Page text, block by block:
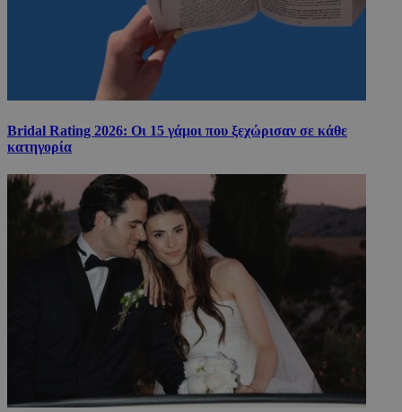
Bridal Rating 2026: Οι 15 γάμοι που ξεχώρισαν σε κάθε
κατηγορία